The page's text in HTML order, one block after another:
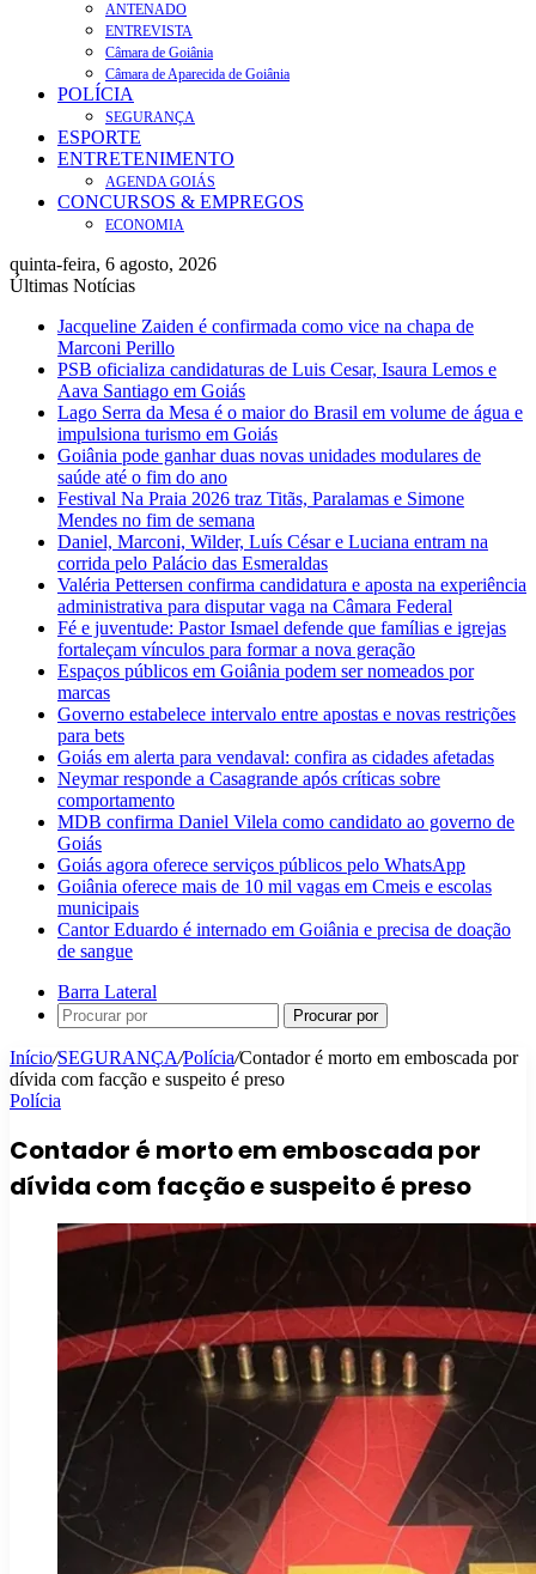
ANTENADO
ENTREVISTA
Câmara de Goiânia
Câmara de Aparecida de Goiânia
POLÍCIA
SEGURANÇA
ESPORTE
ENTRETENIMENTO
AGENDA GOIÁS
CONCURSOS & EMPREGOS
ECONOMIA
quinta-feira, 6 agosto, 2026
Últimas Notícias
Jacqueline Zaiden é confirmada como vice na chapa de
Marconi Perillo
PSB oficializa candidaturas de Luis Cesar, Isaura Lemos e
Aava Santiago em Goiás
Lago Serra da Mesa é o maior do Brasil em volume de água e
impulsiona turismo em Goiás
Goiânia pode ganhar duas novas unidades modulares de
saúde até o fim do ano
Festival Na Praia 2026 traz Titãs, Paralamas e Simone
Mendes no fim de semana
Daniel, Marconi, Wilder, Luís César e Luciana entram na
corrida pelo Palácio das Esmeraldas
Valéria Pettersen confirma candidatura e aposta na experiência
administrativa para disputar vaga na Câmara Federal
Fé e juventude: Pastor Ismael defende que famílias e igrejas
fortaleçam vínculos para formar a nova geração
Espaços públicos em Goiânia podem ser nomeados por
marcas
Governo estabelece intervalo entre apostas e novas restrições
para bets
Goiás em alerta para vendaval: confira as cidades afetadas
Neymar responde a Casagrande após críticas sobre
comportamento
MDB confirma Daniel Vilela como candidato ao governo de
Goiás
Goiás agora oferece serviços públicos pelo WhatsApp
Goiânia oferece mais de 10 mil vagas em Cmeis e escolas
municipais
Cantor Eduardo é internado em Goiânia e precisa de doação
de sangue
Barra Lateral
Procurar por
Início/SEGURANÇA/Polícia/Contador é morto em emboscada por
dívida com facção e suspeito é preso
Polícia
Contador é morto em emboscada por
dívida com facção e suspeito é preso